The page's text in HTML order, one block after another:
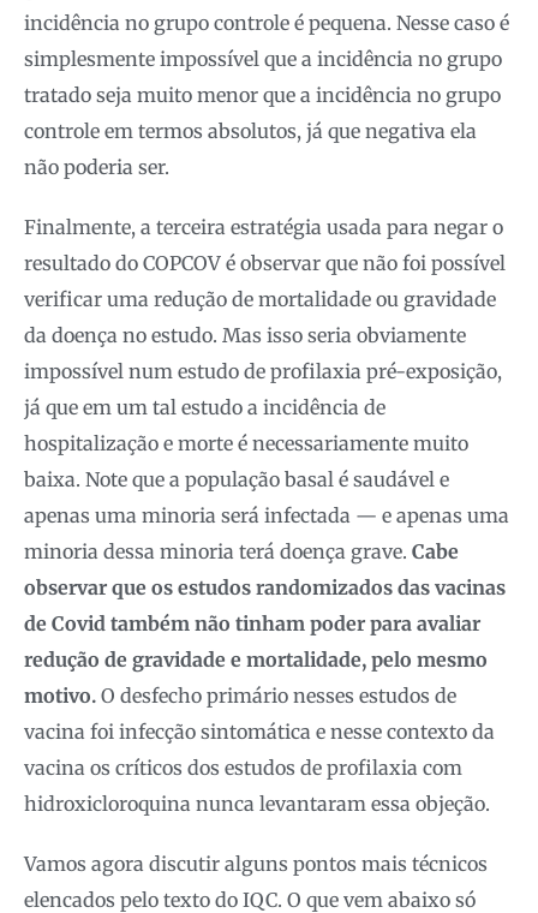
incidência no grupo controle é pequena. Nesse caso é
simplesmente impossível que a incidência no grupo
tratado seja muito menor que a incidência no grupo
controle em termos absolutos, já que negativa ela
não poderia ser.
Finalmente, a terceira estratégia usada para negar o
resultado do COPCOV é observar que não foi possível
verificar uma redução de mortalidade ou gravidade
da doença no estudo. Mas isso seria obviamente
impossível num estudo de profilaxia pré-exposição,
já que em um tal estudo a incidência de
hospitalização e morte é necessariamente muito
baixa. Note que a população basal é saudável e
apenas uma minoria será infectada — e apenas uma
minoria dessa minoria terá doença grave. Cabe
observar que os estudos randomizados das vacinas
de Covid também não tinham poder para avaliar
redução de gravidade e mortalidade, pelo mesmo
motivo. O desfecho primário nesses estudos de
vacina foi infecção sintomática e nesse contexto da
vacina os críticos dos estudos de profilaxia com
hidroxicloroquina nunca levantaram essa objeção.
Vamos agora discutir alguns pontos mais técnicos
elencados pelo texto do IQC. O que vem abaixo só